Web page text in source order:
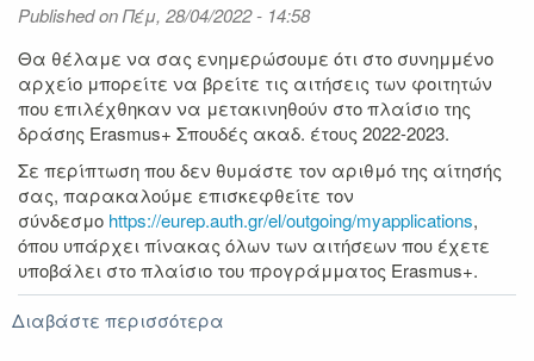
Published onΠέμ, 28/04/2022 - 14:58
Θα θέλαμε να σας ενημερώσουμε ότι στο συνημμένο
αρχείο μπορείτε να βρείτε τις αιτήσεις των φοιτητών
που επιλέχθηκαν να μετακινηθούν στο πλαίσιο της
δράσης Erasmus+ Σπουδές ακαδ. έτους 2022-2023.
Σε περίπτωση που δεν θυμάστε τον αριθμό της αίτησής
σας, παρακαλούμε επισκεφθείτε τον
σύνδεσμο https://eurep.auth.gr/el/outgoing/myapplications,
όπου υπάρχει πίνακας όλων των αιτήσεων που έχετε
υποβάλει στο πλαίσιο του προγράμματος Erasmus+.
Διαβάστε περισσότερα